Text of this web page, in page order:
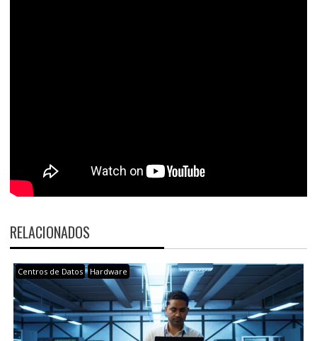
RELACIONADOS
Centros de Datos Hardware